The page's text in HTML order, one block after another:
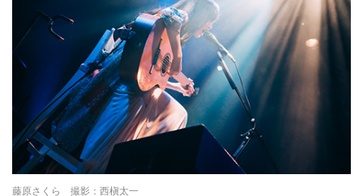
藤原さくら 撮影：西槇太一